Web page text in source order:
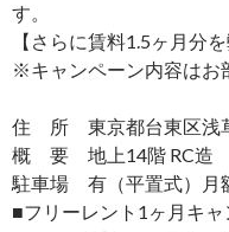
す。
【さらに賃料1.5ヶ月分
※キャンペーン内容はお
住 所 東京都台東区浅
概 要 地上14階 RC造
駐車場 有（平置式）月
■フリーレント1ヶ月キャ